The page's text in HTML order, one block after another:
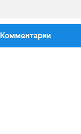
Комментарии